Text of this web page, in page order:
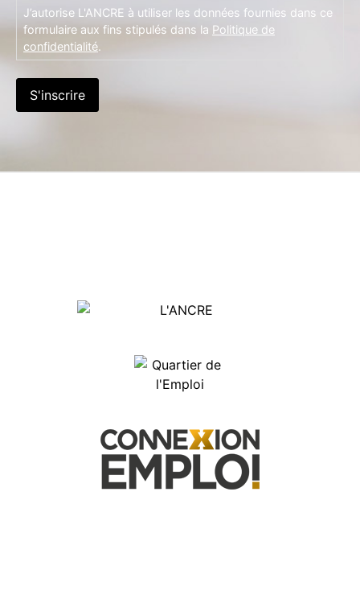
J’autorise L'ANCRE à utiliser les données fournies dans ce
formulaire aux fins stipulés dans la Politique de
confidentialité.
S'inscrire